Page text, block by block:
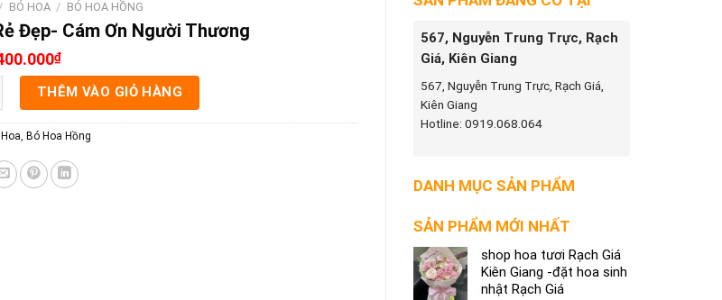
567, Nguyễn Trung Trực, Rạch
Giá, Kiên Giang
567, Nguyễn Trung Trực, Rạch Giá,
Kiên Giang
Hotline: 0919.068.064
DANH MỤC SẢN PHẨM
SẢN PHẨM MỚI NHẤT
shop hoa tươi Rạch Giá
Kiên Giang -đặt hoa sinh
nhật Rạch Giá
BÓ HOA / BÓ HOA HỒNG
Đẹp- Cám Ơn Người Thương
₫
Cám Ơn Người Thương số lượng
THÊM VÀO GIỎ HÀNG
, Bó Hoa Hồng